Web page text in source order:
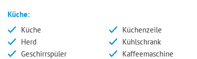
Küche:
Küche
Küchenzeile
Herd
Kühlschrank
Geschirrspüler
Kaffeemaschine